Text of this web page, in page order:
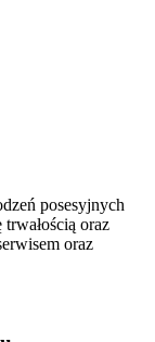
posesyjnych
oraz
oraz